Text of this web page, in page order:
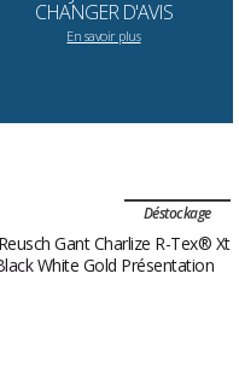
CHANGER D'AVIS
En savoir plus
Déstockage